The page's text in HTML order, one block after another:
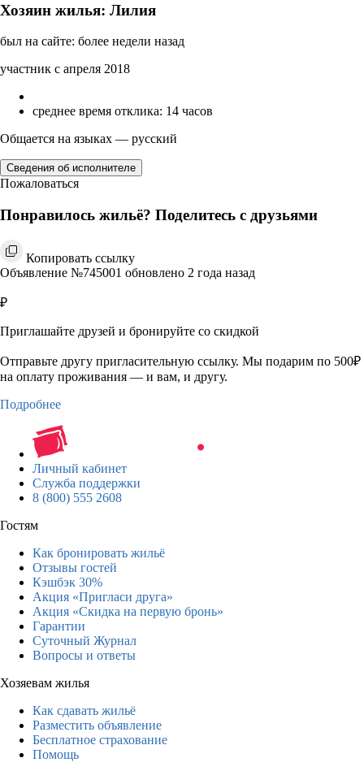
Хозяин жилья: Лилия
был на сайте: более недели назад
участник с апреля 2018
среднее время отклика: 14 часов
Общается на языках — русский
Сведения об исполнителе
Пожаловаться
Понравилось жильё? Поделитесь с друзьями
Копировать ссылку
Объявление №745001 обновлено 2 года назад
₽
Приглашайте друзей и бронируйте со скидкой
Отправьте другу пригласительную ссылку. Мы подарим по 500₽
на оплату проживания — и вам, и другу.
Подробнее
Личный кабинет
Служба поддержки
8 (800) 555 2608
Гостям
Как бронировать жильё
Отзывы гостей
Кэшбэк 30%
Акция «Пригласи друга»
Акция «Скидка на первую бронь»
Гарантии
Суточный Журнал
Вопросы и ответы
Хозяевам жилья
Как сдавать жильё
Разместить объявление
Бесплатное страхование
Помощь